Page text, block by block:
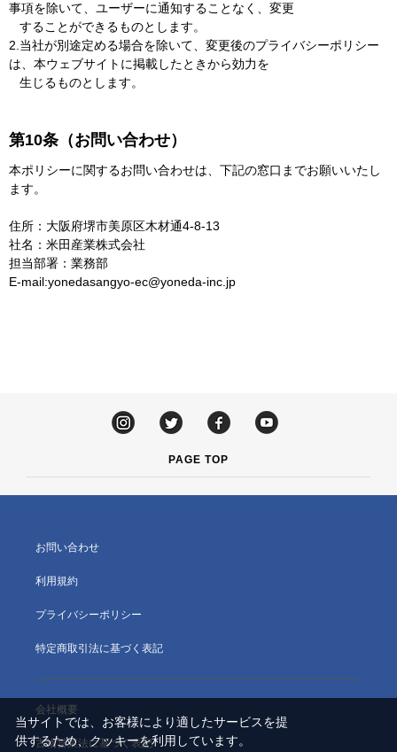
事項を除いて、ユーザーに通知することなく、変更
することができるものとします。
2.当社が別途定める場合を除いて、変更後のプライバシーポリシー
は、本ウェブサイトに掲載したときから効力を
生じるものとします。
第10条（お問い合わせ）
本ポリシーに関するお問い合わせは、下記の窓口までお願いいたし
ます。
住所：大阪府堺市美原区木材通4-8-13
社名：米田産業株式会社
担当部署：業務部
E-mail:yonedasangyo-ec@yoneda-inc.jp
PAGE TOP
お問い合わせ
利用規約
プライバシーポリシー
特定商取引法に基づく表記
会社概要
古物営業法に基づく表記
当サイトでは、お客様により適したサービスを提
供するため、クッキーを利用しています。